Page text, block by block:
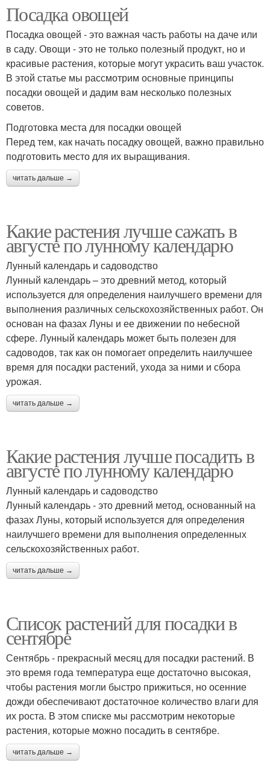
Посадка овощей
Посадка овощей - это важная часть работы на даче или
в саду. Овощи - это не только полезный продукт, но и
красивые растения, которые могут украсить ваш участок.
В этой статье мы рассмотрим основные принципы
посадки овощей и дадим вам несколько полезных
советов.
Подготовка места для посадки овощей
Перед тем, как начать посадку овощей, важно правильно
подготовить место для их выращивания.
читать дальше →
Какие растения лучше сажать в
августе по лунному календарю
Лунный календарь и садоводство
Лунный календарь – это древний метод, который
используется для определения наилучшего времени для
выполнения различных сельскохозяйственных работ. Он
основан на фазах Луны и ее движении по небесной
сфере. Лунный календарь может быть полезен для
садоводов, так как он помогает определить наилучшее
время для посадки растений, ухода за ними и сбора
урожая.
читать дальше →
Какие растения лучше посадить в
августе по лунному календарю
Лунный календарь и садоводство
Лунный календарь - это древний метод, основанный на
фазах Луны, который используется для определения
наилучшего времени для выполнения определенных
сельскохозяйственных работ.
читать дальше →
Список растений для посадки в
сентябре
Сентябрь - прекрасный месяц для посадки растений. В
это время года температура еще достаточно высокая,
чтобы растения могли быстро прижиться, но осенние
дожди обеспечивают достаточное количество влаги для
их роста. В этом списке мы рассмотрим некоторые
растения, которые можно посадить в сентябре.
читать дальше →